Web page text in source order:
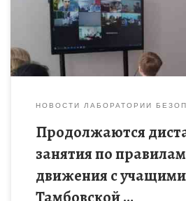
учащимися образовательных
НОВОСТИ ЛАБОРАТОРИИ
Продолжаются
занятия по
движения с